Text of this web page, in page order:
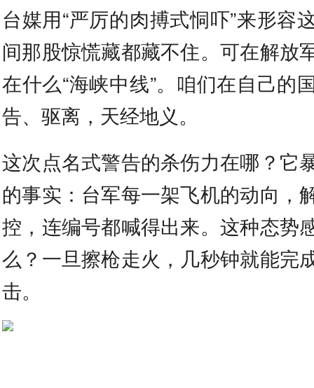
台媒用“严厉的肉搏式恫吓”来形容
间那股惊慌藏都藏不住。可在解放
在什么“海峡中线”。咱们在自己的
告、驱离，天经地义。
这次点名式警告的杀伤力在哪？它
的事实：台军每一架飞机的动向，
控，连编号都喊得出来。这种态势
么？一旦擦枪走火，几秒钟就能完
击。